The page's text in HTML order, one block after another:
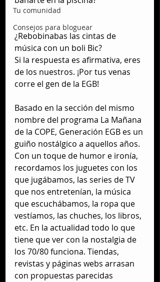
Tu comunidad
Consejos para bloguear
¿Rebobinabas las cintas de
música con un boli Bic?
Si la respuesta es afirmativa, eres
de los nuestros. ¡Por tus venas
corre el gen de la EGB!
Basado en la sección del mismo
nombre del programa La Mañana
de la COPE, Generación EGB es un
guiño nostálgico a aquellos años.
Con un toque de humor e ironía,
recordamos los juguetes con los
que jugábamos, las series de TV
que nos entretenían, la música
que escuchábamos, la ropa que
vestíamos, las chuches, los libros,
etc. En la actualidad todo lo que
tiene que ver con la nostalgia de
los 70/80 funciona. Tiendas,
revistas y páginas webs arrasan
con propuestas parecidas